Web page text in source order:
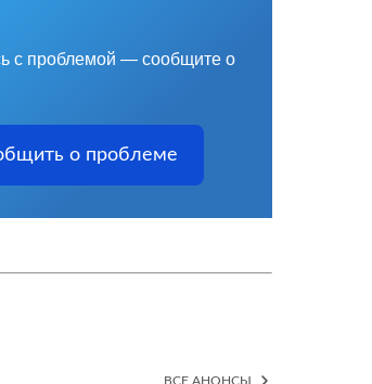
с проблемой — сообщите о
о проблеме
ВСЕ АНОНСЫ